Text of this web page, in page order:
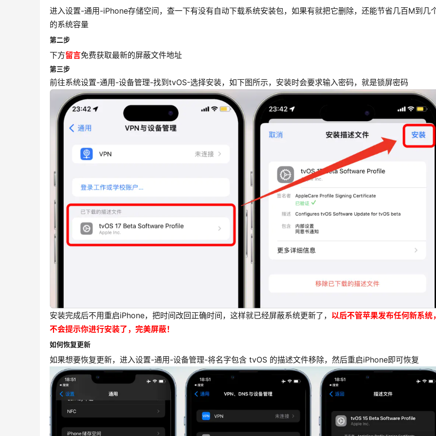
进入设置-通用-iPhone存储空间，查一下有没有自动下载系统安装包，如果有就把它删除，还能节省几百M到几
的系统容量
第二步
下方留言免费获取最新的屏蔽文件地址
第三步
前往系统设置-通用-设备管理-找到tvOS-选择安装，如下图所示，安装时会要求输入密码，就是锁屏密码
安装完成后不用重启iPhone，把时间改回正确时间，这样就已经屏蔽系统更新了， 以后不管苹果发布任何新系统
不会提示你进行安装了，完美屏蔽！
如何恢复更新
如果想要恢复更新，进入设置-通用-设备管理-将名字包含 tvOS 的描述文件移除，然后重启iPhone即可恢复